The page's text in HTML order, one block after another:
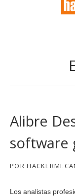
Alibre
software
POR
Los analistas